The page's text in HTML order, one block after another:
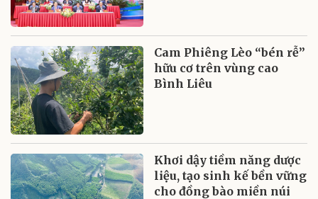
Cam Phiêng Lèo “bén rễ”
hữu cơ trên vùng cao
Bình Liêu
Khơi dậy tiềm năng dược
liệu, tạo sinh kế bền vững
cho đồng bào miền núi